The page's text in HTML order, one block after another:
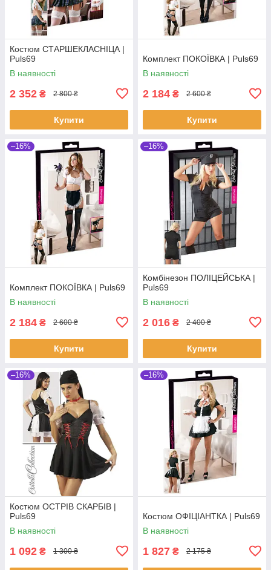
Костюм СТАРШЕКЛАСНІЦА |
Puls69
В наявності
2 352 ₴ 2 800 ₴
Купити
Комплект ПОКОЇВКА | Puls69
В наявності
2 184 ₴ 2 600 ₴
Купити
–16%
Комплект ПОКОЇВКА | Puls69
В наявності
2 184 ₴ 2 600 ₴
Купити
–16%
Комбінезон ПОЛІЦЕЙСЬКА |
Puls69
В наявності
2 016 ₴ 2 400 ₴
Купити
–16%
Костюм ОСТРІВ СКАРБІВ |
Puls69
В наявності
1 092 ₴ 1 300 ₴
–16%
Костюм ОФІЦІАНТКА | Puls69
В наявності
1 827 ₴ 2 175 ₴